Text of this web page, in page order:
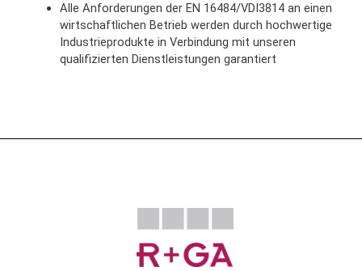
Alle Anforderungen der EN 16484/VDI3814 an einen
wirtschaftlichen Betrieb werden durch hochwertige
Industrieprodukte in Verbindung mit unseren
qualifizierten Dienstleistungen garantiert